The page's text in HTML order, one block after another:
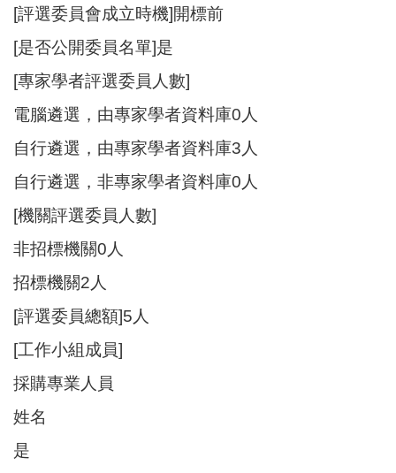
[評選委員會成立時機]開標前
[是否公開委員名單]是
[專家學者評選委員人數]
電腦遴選，由專家學者資料庫0人
自行遴選，由專家學者資料庫3人
自行遴選，非專家學者資料庫0人
[機關評選委員人數]
非招標機關0人
招標機關2人
[評選委員總額]5人
[工作小組成員]
採購專業人員
姓名
是